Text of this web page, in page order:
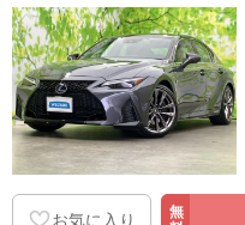
お気に入り 無